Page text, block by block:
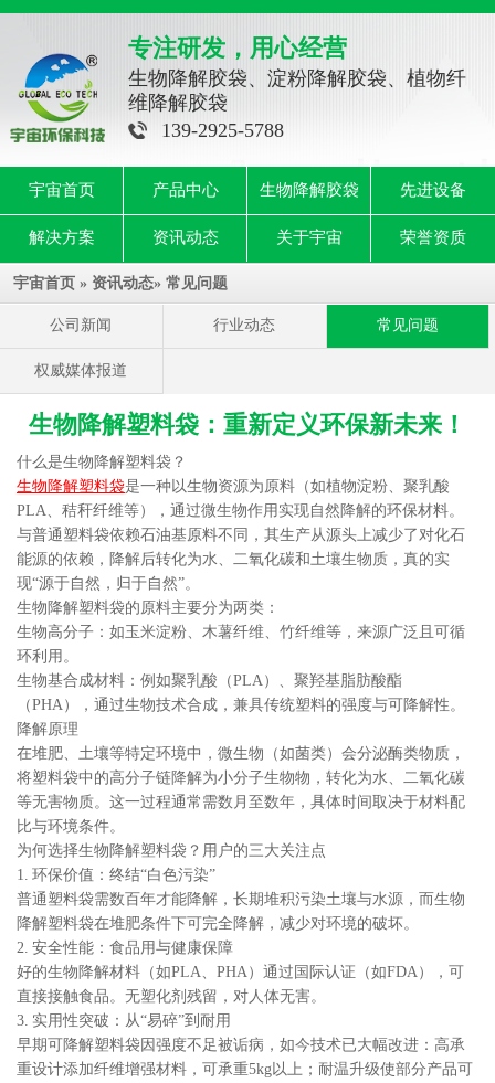
专注研发，用心经营
生物降解胶袋、淀粉降解胶袋、植物纤
维降解胶袋
139-2925-5788
宇宙首页 产品中心 生物降解胶袋 先进设备
解决方案 资讯动态 关于宇宙 荣誉资质
宇宙首页 » 资讯动态» 常见问题
公司新闻 行业动态 常见问题
权威媒体报道
生物降解塑料袋：重新定义环保新未来！
什么是生物降解塑料袋？
生物降解塑料袋是一种以生物资源为原料（如植物淀粉、聚乳酸
PLA、秸秆纤维等），通过微生物作用实现自然降解的环保材料。
与普通塑料袋依赖石油基原料不同，其生产从源头上减少了对化石
能源的依赖，降解后转化为水、二氧化碳和土壤生物质，真的实
现“源于自然，归于自然”。
生物降解塑料袋的原料主要分为两类：
生物高分子：如玉米淀粉、木薯纤维、竹纤维等，来源广泛且可循
环利用。
生物基合成材料：例如聚乳酸（PLA）、聚羟基脂肪酸酯
（PHA），通过生物技术合成，兼具传统塑料的强度与可降解性。
降解原理
在堆肥、土壤等特定环境中，微生物（如菌类）会分泌酶类物质，
将塑料袋中的高分子链降解为小分子生物物，转化为水、二氧化碳
等无害物质。这一过程通常需数月至数年，具体时间取决于材料配
比与环境条件。
为何选择生物降解塑料袋？用户的三大关注点
1. 环保价值：终结“白色污染”
普通塑料袋需数百年才能降解，长期堆积污染土壤与水源，而生物
降解塑料袋在堆肥条件下可完全降解，减少对环境的破坏。
2. 安全性能：食品用与健康保障
好的生物降解材料（如PLA、PHA）通过国际认证（如FDA），可
直接接触食品。无塑化剂残留，对人体无害。
3. 实用性突破：从“易碎”到耐用
早期可降解塑料袋因强度不足被诟病，如今技术已大幅改进：高承
重设计添加纤维增强材料，可承重5kg以上；耐温升级使部分产品可